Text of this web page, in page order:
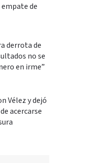
de
derrota de
no se
en irme”
Vélez y dejó
acercarse